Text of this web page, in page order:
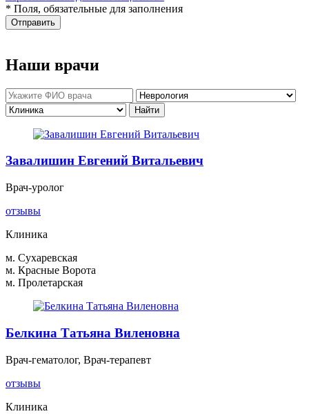
* Поля, обязательные для заполнения
Отправить
Наши врачи
Завалишин Евгений Витальевич
Врач-уролог
отзывы
Клиника
м. Сухаревская
м. Красные Ворота
м. Пролетарская
Белкина Татьяна Виленовна
Врач-гематолог, Врач-терапевт
отзывы
Клиника